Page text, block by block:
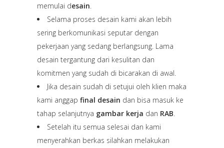
memulai desain
Selama proses desain kami akan lebih
sering berkomunikasi seputar dengan
pekerjaan yang sedang berlangsung. Lama
desain tergantung dari kesulitan dan
komitmen yang sudah di bicarakan di awal.
Jika desain sudah di setujui oleh klien maka
kami anggap final desain dan bisa masuk ke
tahap selanjutnya gambar kerja dan RAB
Setelah itu semua selesai dan kami
menyerahkan berkas silahkan melakukan